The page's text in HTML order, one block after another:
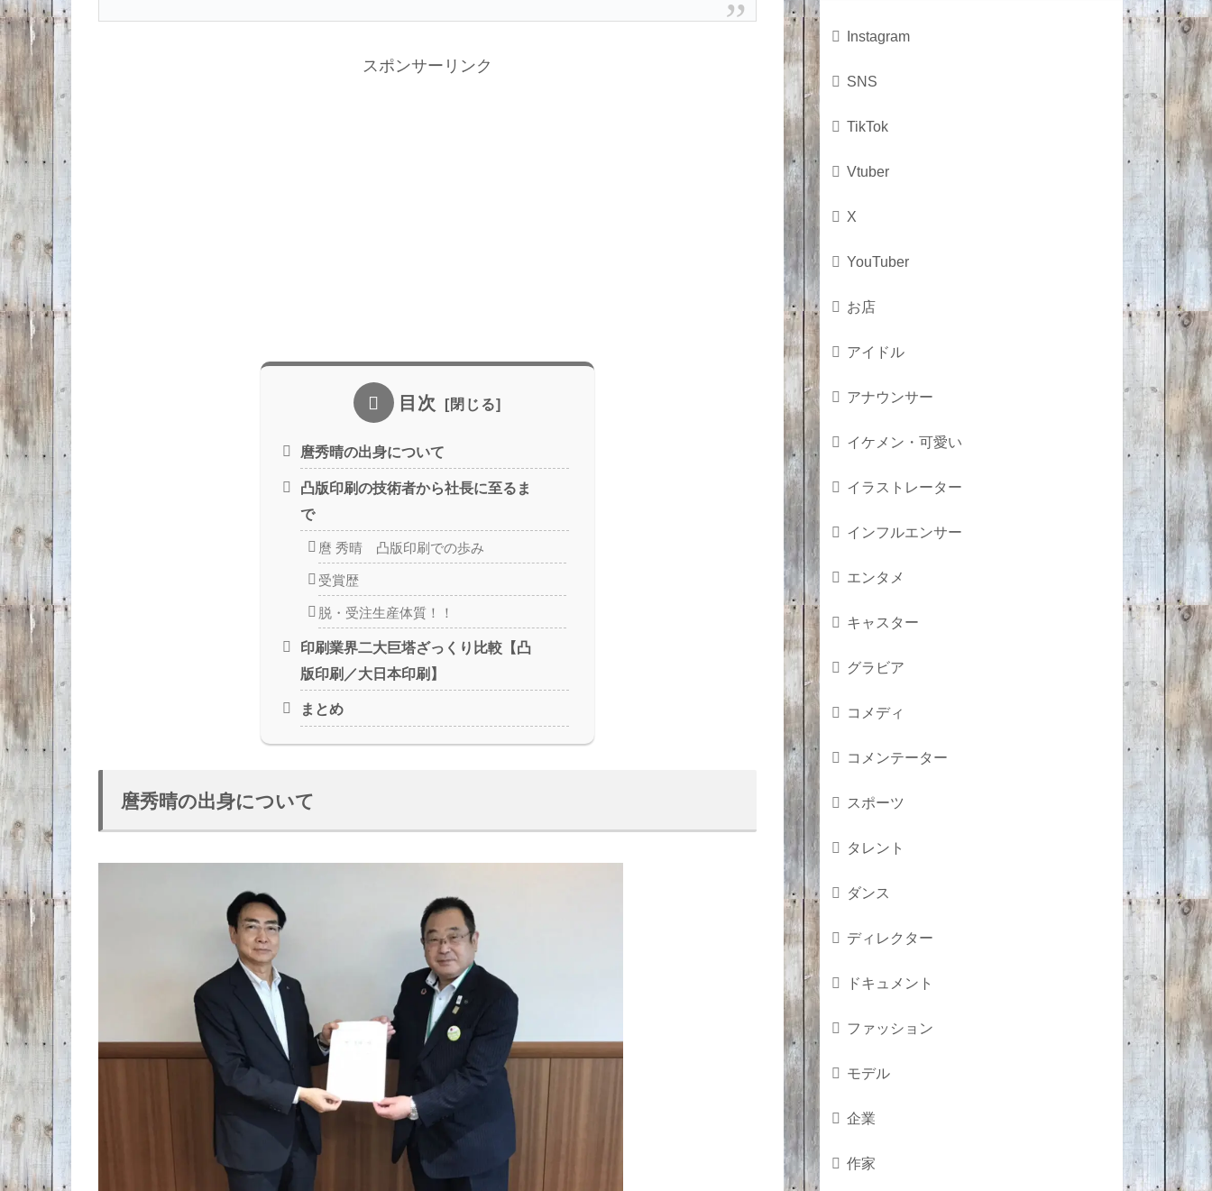
スポンサーリンク
目次
麿秀晴の出身について
凸版印刷の技術者から社長に至るま
で
麿 秀晴 凸版印刷での歩み
受賞歴
脱・受注生産体質！！
印刷業界二大巨塔ざっくり比較【凸
版印刷／大日本印刷】
まとめ
麿秀晴の出身について
Instagram
SNS
TikTok
Vtuber
X
YouTuber
お店
アイドル
アナウンサー
イケメン・可愛い
イラストレーター
インフルエンサー
エンタメ
キャスター
グラビア
コメディ
コメンテーター
スポーツ
タレント
ダンス
ディレクター
ドキュメント
ファッション
モデル
企業
作家